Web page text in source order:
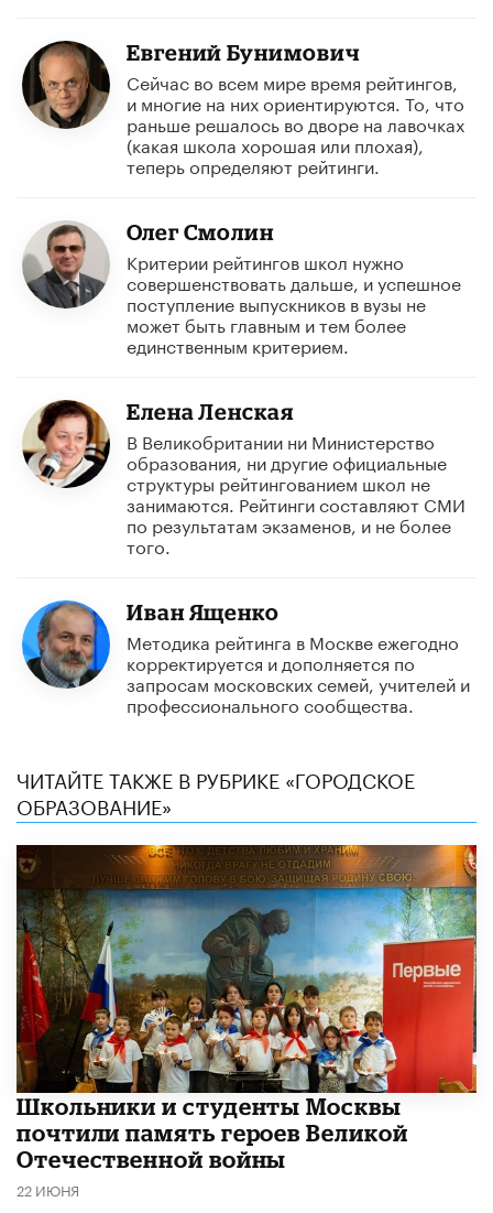
Евгений Бунимович
Сейчас во всем мире время рейтингов,
и многие на них ориентируются. То, что
раньше решалось во дворе на лавочках
(какая школа хорошая или плохая),
теперь определяют рейтинги.
Олег Смолин
Критерии рейтингов школ нужно
совершенствовать дальше, и успешное
поступление выпускников в вузы не
может быть главным и тем более
единственным критерием.
Елена Ленская
В Великобритании ни Министерство
образования, ни другие официальные
структуры рейтингованием школ не
занимаются. Рейтинги составляют СМИ
по результатам экзаменов, и не более
того.
Иван Ященко
Методика рейтинга в Москве ежегодно
корректируется и дополняется по
запросам московских семей, учителей и
профессионального сообщества.
ЧИТАЙТЕ ТАКЖЕ В РУБРИКЕ «ГОРОДСКОЕ
ОБРАЗОВАНИЕ»
Школьники и студенты Москвы
почтили память героев Великой
Отечественной войны
22 ИЮНЯ